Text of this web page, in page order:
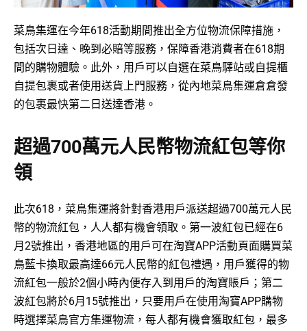
菜鳥集運在今年618活動期間推出全方位物流保障措施，
包括次日達、晚到必賠等服務，保障香港消費者在618期
間的購物體驗。此外，用戶可以自選在菜鳥驛站或自提櫃
自提包裹或者使用送貨上門服務，從內地菜鳥集運倉倉發
的包裹最快第二日送達香港。
超過700萬元人民幣物流紅包等你
領
此次618，菜鳥集運將針對香港用戶派送超過700萬元人民
幣的物流紅包，人人都有機會領取。第一波紅包已經在6
月2號推出，香港地區的用戶可在淘寶APP活動頁面購買菜
鳥藍卡換取最高達66元人民幣的紅包禮遇，用戶獲得的物
流紅包一般於2個小時內便存入到用戶的淘寶賬戶；第二
波紅包將於6月15號推出，只要用戶在使用淘寶APP購物
時選擇菜鳥官方集運物流，每人都有機會獲取紅包，最多